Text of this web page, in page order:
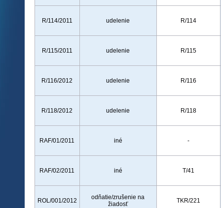
R/114/2011 udelenie R/114
R/115/2011 udelenie R/115
R/116/2012 udelenie R/116
R/118/2012 udelenie R/118
RAF/01/2011 iné -
RAF/02/2011 iné T/41
ROL/001/2012
odňatie/zrušenie na
žiadosť
TKR/221